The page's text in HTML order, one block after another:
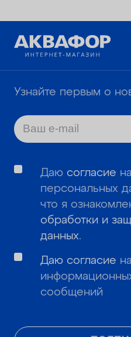
Узнайте первым о
Даю согласие
персональных
что я
обработки и
данных.
Даю согласие
сообщений